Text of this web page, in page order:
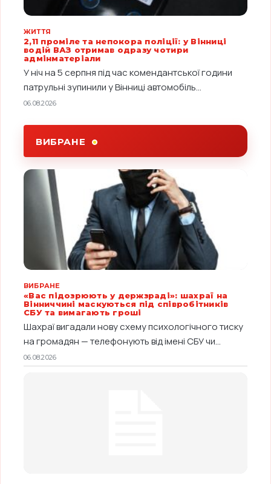
ЖИТТЯ
2,11 проміле та непокора поліції: у Вінниці
водій ВАЗ отримав одразу чотири
адмінматеріали
У ніч на 5 серпня під час комендантської години
патрульні зупинили у Вінниці автомобіль...
06.08.2026
ВИБРАНЕ
ВИБРАНЕ
«Вас підозрюють у держзраді»: шахраї на
Вінниччині маскуються під співробітників
СБУ та вимагають гроші
Шахраї вигадали нову схему психологічного тиску
на громадян — телефонують від імені СБУ чи...
06.08.2026